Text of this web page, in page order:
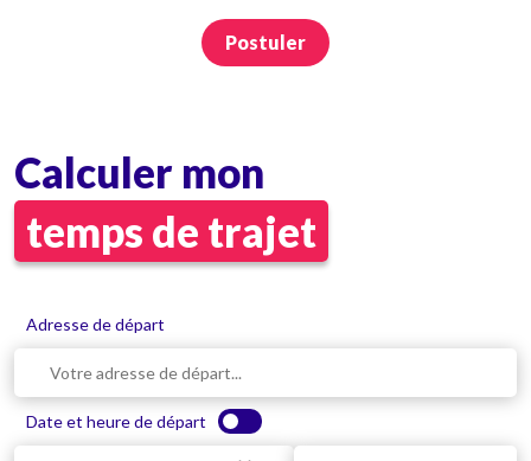
Postuler
Calculer mon
temps de trajet
Adresse de départ
Date et heure de départ